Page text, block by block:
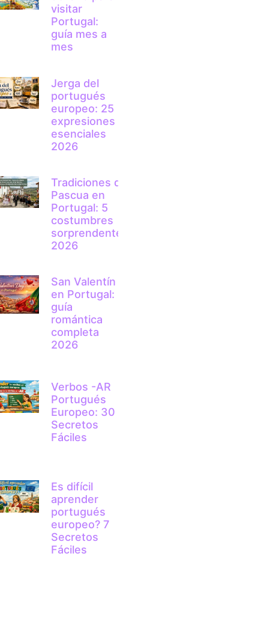
visitar
Portugal:
guía mes a
mes
Jerga del
portugués
europeo: 25
expresiones
esenciales
2026
Tradiciones de
Pascua en
Portugal: 5
costumbres
sorprendentes
2026
San Valentín
en Portugal:
guía
romántica
completa
2026
Verbos -AR
Portugués
Europeo: 30
Secretos
Fáciles
Es difícil
aprender
portugués
europeo? 7
Secretos
Fáciles